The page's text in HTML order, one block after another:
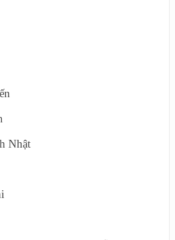
Nhật